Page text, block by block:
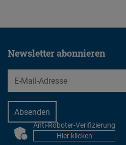
Newsletter abonnieren
EMail
CAPTCHAAnti-Roboter-Verifizierung
Hier klicken